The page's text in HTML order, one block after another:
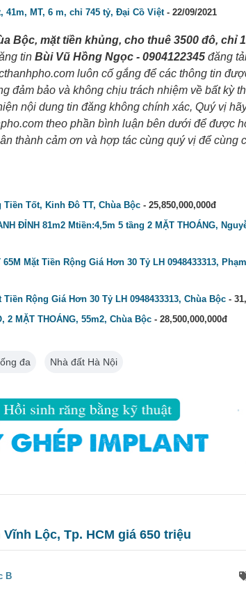
MT, 6 m, chỉ 745 tỷ, Đại Cồ Việt- 22/09/2021
Bộc, mặt tiền khủng, cho thuê 3500 đô, chỉ
tin Bùi Vũ Hồng Ngọc - 0904122345 đăng
luôn cố gắng để các thông tin
đảm bảo và không chịu trách nhiệm về bất kỳ
nội dung tin đăng không chính xác, Quý vị
theo phần bình luận bên dưới để được
thành cảm ơn và hợp tác cùng quý vị để cùng
Tiền Tốt, Kinh Đô TT, Chùa Bộc - 25,850,000,000đ
ĐỈNH 81m2 Mtiền:4,5m 5 tầng 2 MẶT THOÁNG,
Mặt Tiền Rộng Giá Hơn 30 Tỷ LH 0948433313,
Rộng Giá Hơn 30 Tỷ LH 0948433313, Chùa Bộc -
2 MẶT THOÁNG, 55m2, Chùa Bộc - 28,500,000,000đ
đa Nhà đất Hà Nội
Lộc, Tp. HCM giá 650 triệu
B